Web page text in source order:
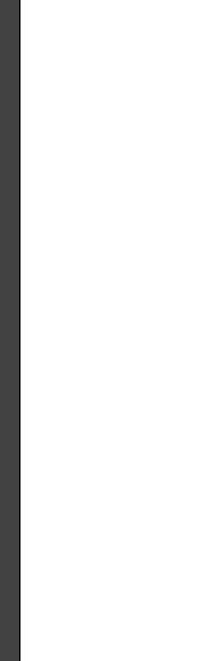
Caldaie a
Quando si tratta di
chiede spesso, oggi,
condensazione
studio preliminare
e soprattutto, in che
Solo in questo modo